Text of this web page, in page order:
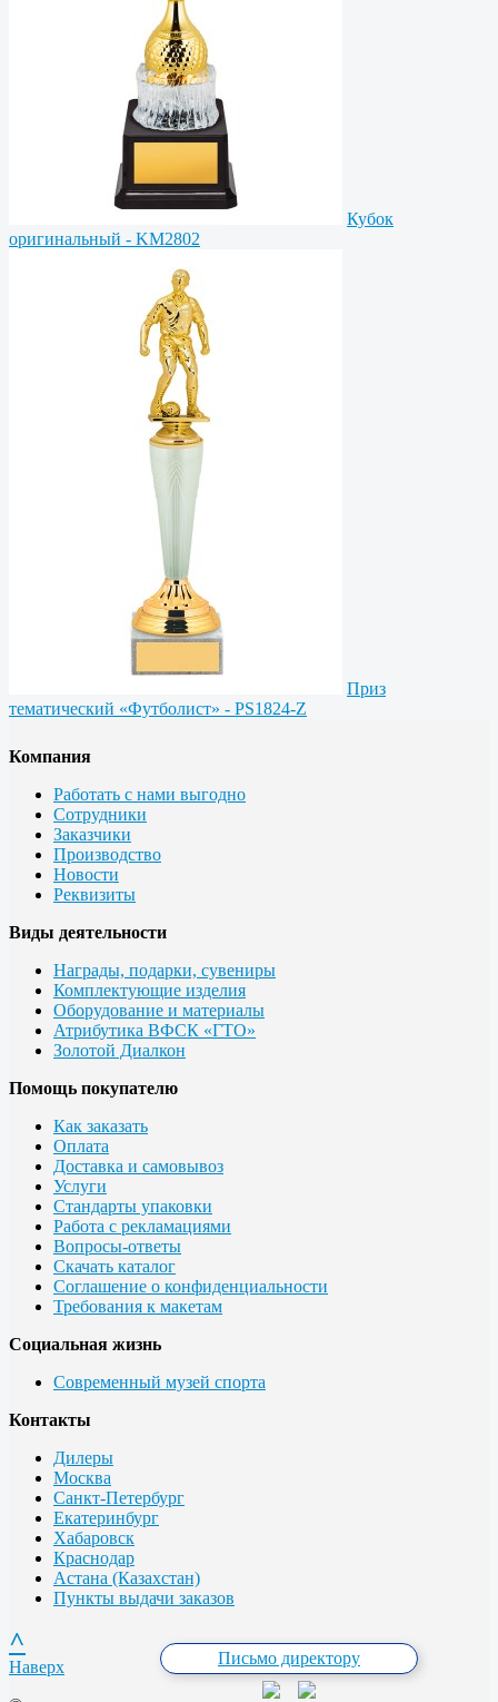
Кубок
оригинальный - KM2802
Приз
тематический «Футболист» - PS1824-Z
Компания
Работать с нами выгодно
Сотрудники
Заказчики
Производство
Новости
Реквизиты
Виды деятельности
Награды, подарки, сувениры
Комплектующие изделия
Оборудование и материалы
Атрибутика ВФСК «ГТО»
Золотой Диалкон
Помощь покупателю
Как заказать
Оплата
Доставка и самовывоз
Услуги
Стандарты упаковки
Работа с рекламациями
Вопросы-ответы
Скачать каталог
Соглашение о конфиденциальности
Требования к макетам
Социальная жизнь
Современный музей спорта
Контакты
Дилеры
Москва
Санкт-Петербург
Екатеринбург
Хабаровск
Краснодар
Астана (Казахстан)
Пункты выдачи заказов
Письмо директору
^
Наверх